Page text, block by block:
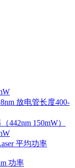
放电管长度400-
442nm 150mW）
平均功率
功率